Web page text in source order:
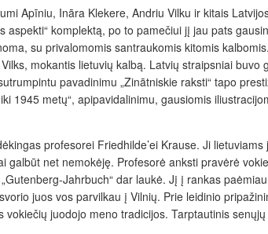
Apīniu, Ināra Klekere, Andriu Vilku ir kitais
komplektą, po to pamečiui jį jau pats
su privalomomis santraukomis kitomis
mokantis lietuvių kalbą. Latvių straipsniai buvo
pavadinimu „Zinātniskie raksti“ tapo
1945 metų“, apipavidalinimu, gausiomis
profesorei Friedhilde’ei Krause. Ji
net nemokėję. Profesorė anksti pravėrė
Jahrbuch“ dar laukė. Jį į rankas
juos vos parvilkau į Vilnių. Prie leidinio
juodojo meno tradicijos. Tarptautinis